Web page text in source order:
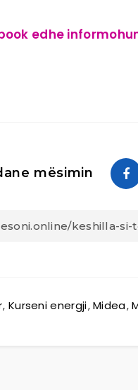
edhe
mësimin
, Kurseni energji,Midea,